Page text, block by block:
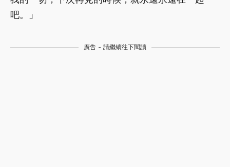
吧。」
廣告 - 請繼續往下閱讀